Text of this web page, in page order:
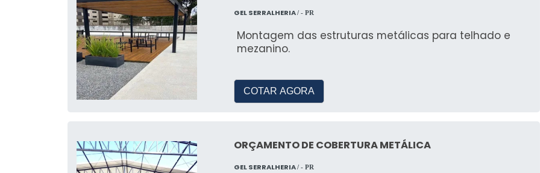
GEL SERRALHERIA/ - PR
Montagem das estruturas metálicas para telhado e
mezanino.
COTAR AGORA
ORÇAMENTO DE COBERTURA METÁLICA
GEL SERRALHERIA/ - PR